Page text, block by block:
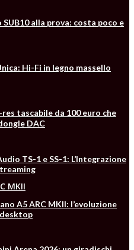
alla prova: costa poco e
Hi-Fi in legno massello
tascabile da 100 euro che
DAC
TS-1 e SS-1: L’Integrazione
A5 ARC MKII: l’evoluzione